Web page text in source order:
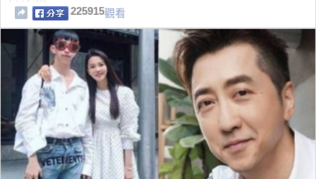
她沒轍
225915觀看